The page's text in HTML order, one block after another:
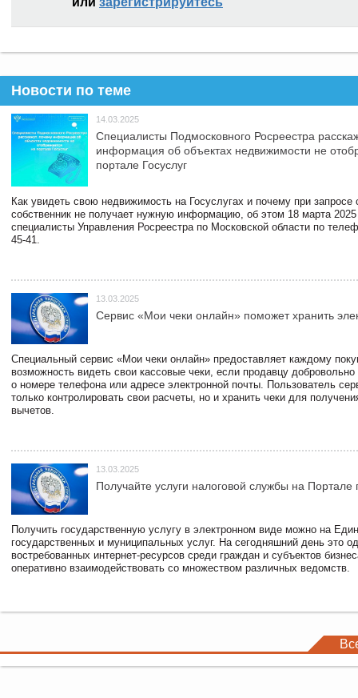
Новости по теме
14.03.2025
Специалисты Подмосковного Росреестра
информация об объектах недвижимости не
портале Госуслуг
Как увидеть свою недвижимость на Госуслугах и почему при запросе
собственник не получает нужную информацию, об этом 18 марта 2025
специалисты Управления Росреестра по Московской области по
45-41.
13.03.2025
Сервис «Мои чеки онлайн» поможет хранить
Специальный сервис «Мои чеки онлайн» предоставляет каждому
возможность видеть свои кассовые чеки, если продавцу
о номере телефона или адресе электронной почты. Пользователь
только контролировать свои расчеты, но и хранить чеки для
вычетов.
13.03.2025
Получайте услуги налоговой службы на Портале
Получить государственную услугу в электронном виде можно на
государственных и муниципальных услуг. На сегодняшний день это
востребованных интернет-ресурсов среди граждан и субъектов
оперативно взаимодействовать со множеством различных ведомств.